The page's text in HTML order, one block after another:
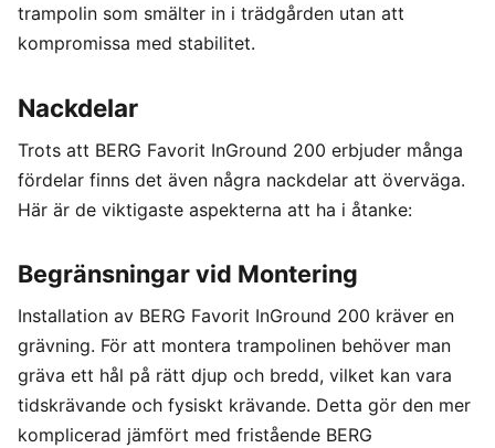
trampolin som smälter in i trädgården utan att
kompromissa med stabilitet.
Nackdelar
Trots att BERG Favorit InGround 200 erbjuder många
fördelar finns det även några nackdelar att överväga.
Här är de viktigaste aspekterna att ha i åtanke:
Begränsningar vid Montering
Installation av BERG Favorit InGround 200 kräver en
grävning. För att montera trampolinen behöver man
gräva ett hål på rätt djup och bredd, vilket kan vara
tidskrävande och fysiskt krävande. Detta gör den mer
komplicerad jämfört med fristående BERG